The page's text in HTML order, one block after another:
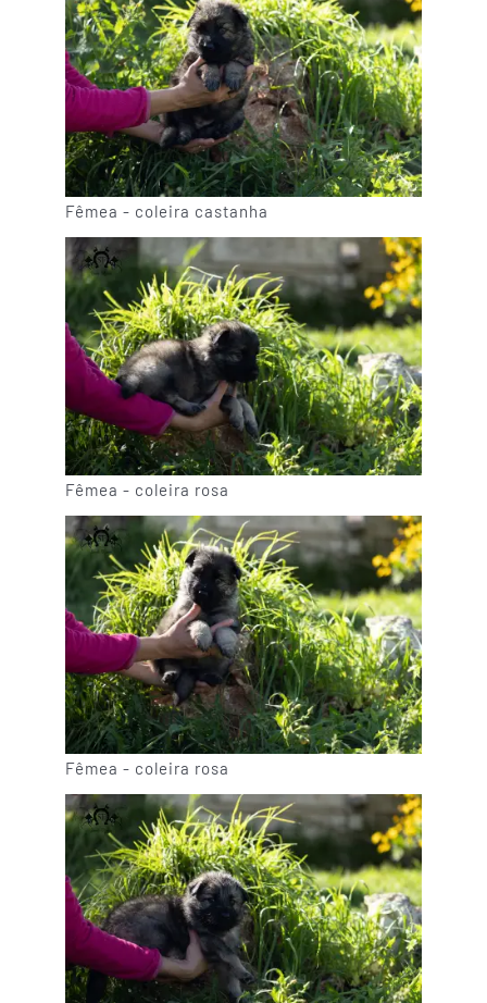
Fêmea - coleira castanha
Fêmea - coleira rosa
Fêmea - coleira rosa